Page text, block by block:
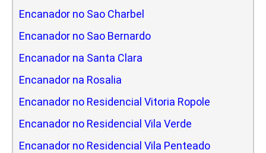
Encanador no Sao Charbel
Encanador no Sao Bernardo
Encanador na Santa Clara
Encanador na Rosalia
Encanador no Residencial Vitoria Ropole
Encanador no Residencial Vila Verde
Encanador no Residencial Vila Penteado